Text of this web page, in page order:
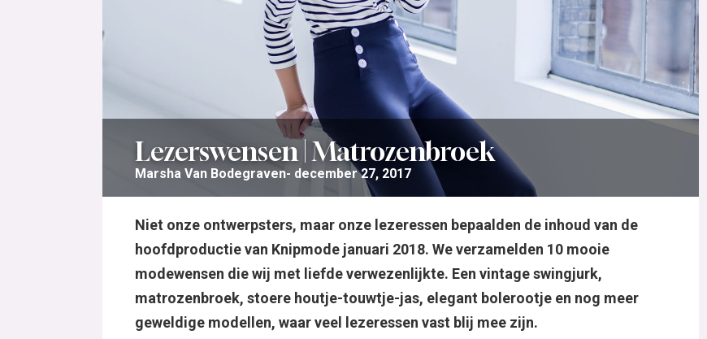
Lezerswensen | Matrozenbroek
Marsha Van Bodegraven december 27, 2017
Niet onze ontwerpsters, maar onze lezeressen bepaalden de inhoud van de
hoofdproductie van Knipmode januari 2018. We verzamelden 10 mooie
modewensen die wij met liefde verwezenlijkte. Een vintage swingjurk,
matrozenbroek, stoere houtje-touwtje-jas, elegant bolerootje en nog meer
geweldige modellen, waar veel lezeressen vast blij mee zijn.